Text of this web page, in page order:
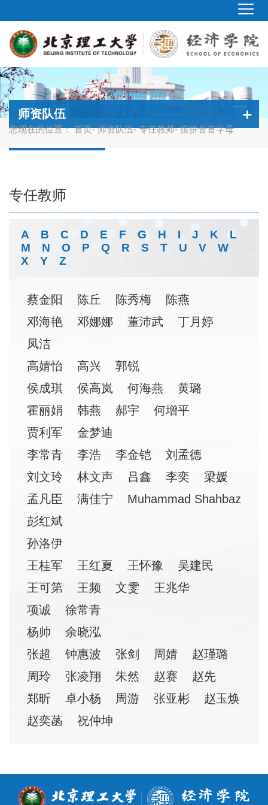
您现在的位置：首页-师资队伍-专任教师- 按拼音首字母
师资队伍
专任教师
A B C D E F G H I J K
L
M
N O P Q R S T U V
W
X
Y Z
蔡金阳 陈丘 陈秀梅
陈燕
邓海艳
邓娜娜 董沛武
丁月婷
凤洁
高婧怡
高兴
郭锐
侯成琪
侯高岚 何海燕
黄璐
霍丽娟
韩燕 郝宇
何增平
贾利军
金梦迪
李常青
李浩 李金铠
刘孟德
刘文玲
林文声 吕鑫 李奕
梁媛
孟凡臣
满佳宁
Muhammad Shahbaz
彭红斌
孙洛伊
王桂军
王红夏 王怀豫
吴建民
王可第
王频 文雯
王兆华
项诚
徐常青
杨帅
余晓泓
张超
钟惠波 张剑 周婧
赵瑾璐
周玲
张凌翔 朱然 赵赛
赵先
郑昕
卓小杨 周游 张亚彬
赵玉焕
赵奕菡
祝仲坤